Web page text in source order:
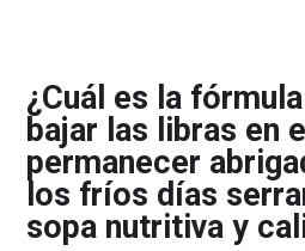
¿Cuál es la
bajar las libras en
permanecer
los fríos días
sopa nutritiva y